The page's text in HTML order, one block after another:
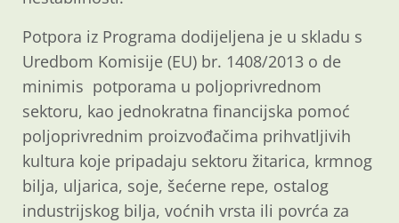
Potpora iz Programa dodijeljena je u skladu s
Uredbom Komisije (EU) br. 1408/2013 o de
minimis potporama u poljoprivrednom
sektoru, kao jednokratna financijska pomoć
poljoprivrednim proizvođačima prihvatljivih
kultura koje pripadaju sektoru žitarica, krmnog
bilja, uljarica, soje, šećerne repe, ostalog
industrijskog bilja, voćnih vrsta ili povrća za